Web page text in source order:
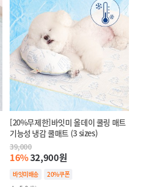
[20%무제한]바잇미 올데이 쿨링 매트
기능성 냉감 쿨매트 (3 sizes)
39,000
16%32,900원
바잇미배송
20%쿠폰